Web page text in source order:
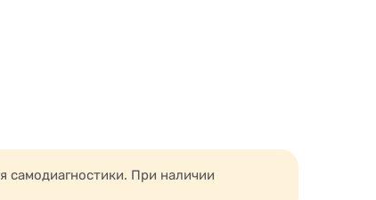
самодиагностики. При наличии